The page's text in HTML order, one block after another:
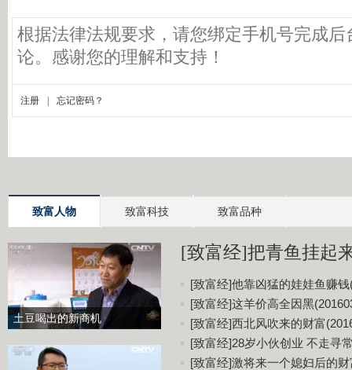
致富人物 致富科技 致富品种
土豆喝出的新商机
[致富经]把青鱼挂起
[致富经]他靠凶猛的娃娃鱼赚钱
[致富经]这羊价高全因黑
[致富经]西北风吹来的财富
[致富经]28岁小伙创业 不走寻
[致富经]激将来一个媳妇后的